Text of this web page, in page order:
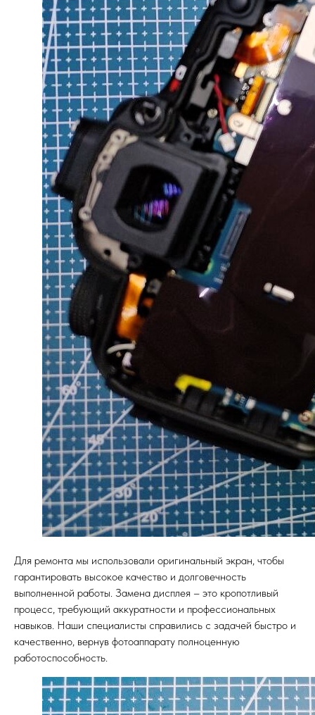
Для ремонта мы использовали оригинальный экран, чтобы
гарантировать высокое качество и долговечность
выполненной работы. Замена дисплея – это кропотливый
процесс, требующий аккуратности и профессиональных
навыков. Наши специалисты справились с задачей быстро и
качественно, вернув фотоаппарату полноценную
работоспособность.